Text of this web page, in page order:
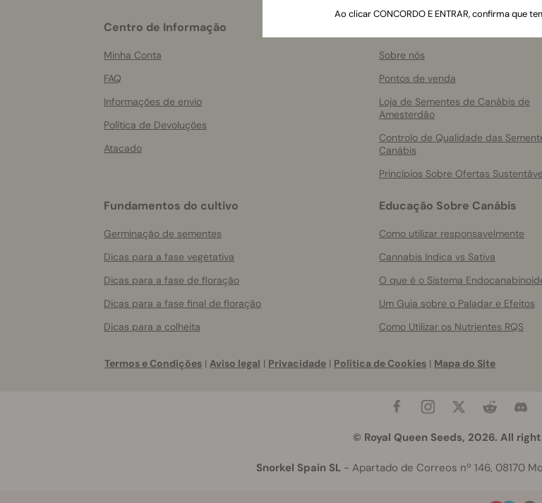
Centro de Informação
Minha Conta
FAQ
Informações de envio
Política de Devoluções
Atacado
Sobre nós
Pontos de venda
Loja de Sementes de Canábis de
Amesterdão
Controlo de Qualidade das
Canábis
Princípios Sobre Ofertas
Fundamentos do cultivo
Germinação de sementes
Dicas para a fase vegetativa
Dicas para a fase de floração
Dicas para a fase final de floração
Dicas para a colheita
Educação Sobre Canábis
Como utilizar responsavelmente
Cannabis Indica vs Sativa
O que é o Sistema
Um Guia sobre o Paladar e Efeitos
Como Utilizar os Nutrientes RQS
Termos e Condições | Aviso legal | Privacidade | Política de Cookies | Mapa do Site
© Royal Queen Seeds, 2026. All
Snorkel Spain SL - Apartado de Correos nº 146, 08170
Ao clicar CONCORDO E ENTRAR, confirma que